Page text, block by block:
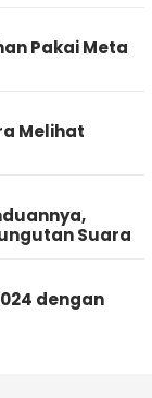
Pakai Meta
Melihat
Suara
dengan